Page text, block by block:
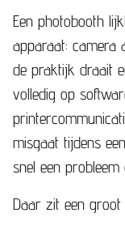
Een photobooth
apparaat: camera
de praktijk draait
volledig op
misgaat tijdens
snel een
Daar zit een groot